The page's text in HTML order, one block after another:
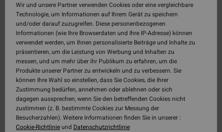
Wir und unsere Partner verwenden Cookies oder eine vergleichbare
Technologie, um Informationen auf Ihrem Gerät zu speichern
und/oder darauf zuzugreifen. Diese personenbezogenen
Informationen (wie Ihre Browserdaten und Ihre IP-Adresse) können
verwendet werden, um Ihnen personalisierte Beiträge und Inhalte zu
präsentieren, um die Leistung von Werbung und Inhalten zu
messen, und um mehr über ihr Publikum zu erfahren, um die
Produkte unserer Partner zu entwickeln und zu verbessern. Sie
können Ihre Wahl so einstellen, dass Sie Cookies, die Ihrer
Zustimmung bedürfen, annehmen oder ablehnen oder sich
dagegen aussprechen, wenn Sie den betreffenden Cookies nicht
zustimmen (z. B. bestimmte Cookies zur Messung der
Besucherzahlen). Weitere Informationen finden Sie in unserer :
Cookie-Richtlinieund Datenschutzrichtlinie